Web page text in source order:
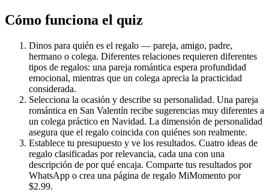
Cómo funciona el quiz
Dinos para quién es el regalo — pareja, amigo, padre,
hermano o colega. Diferentes relaciones requieren diferentes
tipos de regalos: una pareja romántica espera profundidad
emocional, mientras que un colega aprecia la practicidad
considerada.
Selecciona la ocasión y describe su personalidad. Una pareja
romántica en San Valentín recibe sugerencias muy diferentes a
un colega práctico en Navidad. La dimensión de personalidad
asegura que el regalo coincida con quiénes son realmente.
Establece tu presupuesto y ve los resultados. Cuatro ideas de
regalo clasificadas por relevancia, cada una con una
descripción de por qué encaja. Comparte tus resultados por
WhatsApp o crea una página de regalo MiMomento por
$2.99.